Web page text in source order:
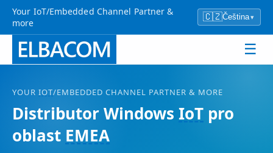
Your IoT/Embedded Channel Partner &
more
🇨🇿Čeština▾
☰
YOUR IOT/EMBEDDED CHANNEL PARTNER & MORE
Distributor Windows IoT pro
oblast EMEA